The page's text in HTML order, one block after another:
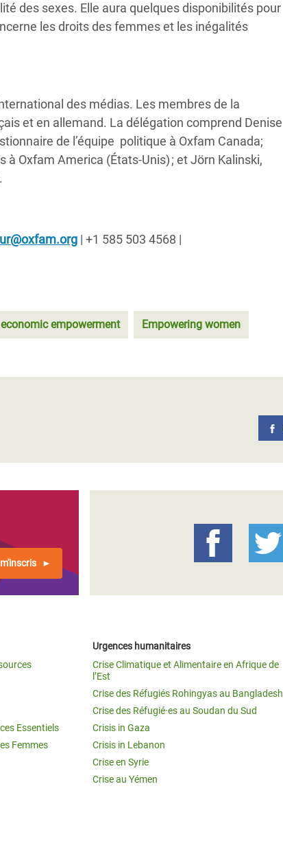
des sexes. Elle aura quelques disponibilités pour
les droits des femmes et les inégalités
des médias. Les membres de la
et en allemand. La délégation comprend Denise
de l’équipe politique à Oxfam Canada;
à Oxfam America (États-Unis) ; et Jörn Kalinski,
| +1 585 503 4568 |
empowerment Empowering women
Essentiels
Femmes
Urgences humanitaires
Crise Climatique et Alimentaire en Afrique de
l’Est
Crise des Réfugiés Rohingyas au Bangladesh
Crise des Réfugié·es au Soudan du Sud
Crisis in Gaza
Crisis in Lebanon
Crise en Syrie
Crise au Yémen